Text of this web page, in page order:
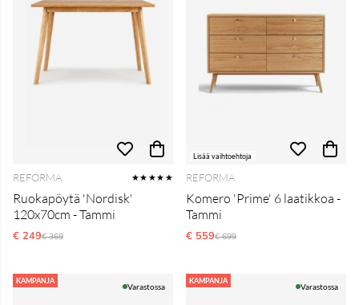
REFORMA ★★★★★
Ruokapöytä 'Nordisk'
120x70cm - Tammi
€ 249Normaali hinta
€ 369
Lisää vaihtoehtoja
REFORMA
Komero 'Prime' 6 laatikkoa -
Tammi
€ 559Normaali hinta
€ 699
KAMPANJA
Varastossa
KAMPANJA
Varastossa